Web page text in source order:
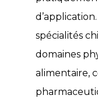
spécialités
domaines
alimentaire,